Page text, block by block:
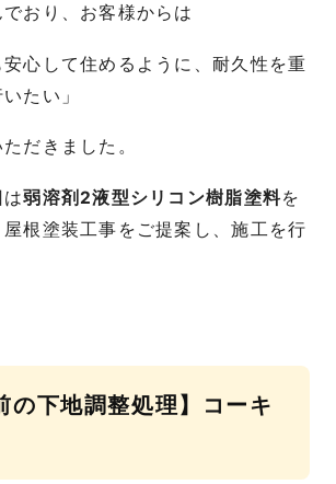
おり、お客様からは
安心して住めるように、耐久性を重
たい」
だきました。
は弱溶剤2液型シリコン樹脂塗料を
根塗装工事をご提案し、施工を行
下地調整処理】コーキ